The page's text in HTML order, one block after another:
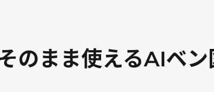
のまま使えるAIベン